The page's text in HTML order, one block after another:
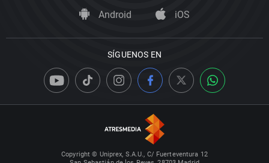
Android iOS
SÍGUENOS EN
Copyright © Uniprex, S.A.U., C/ Fuerteventura 12